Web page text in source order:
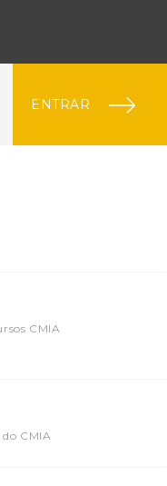
Enter
ENTRAR
CMIA
do CMIA